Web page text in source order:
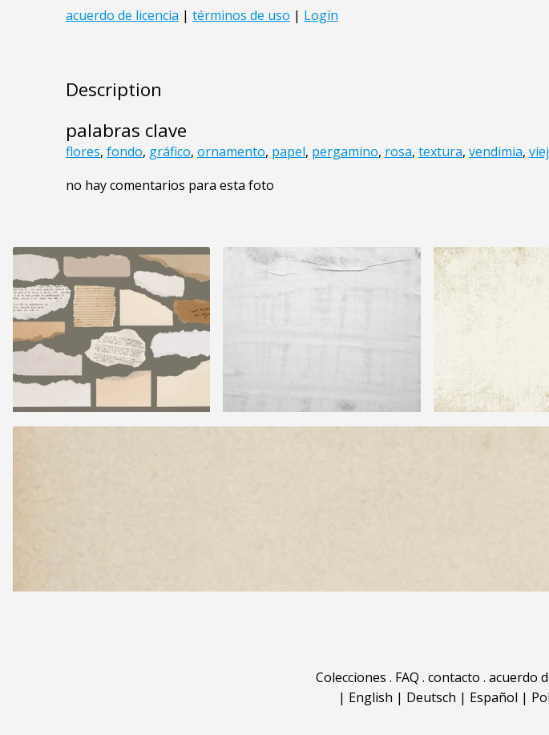
Description
palabras clave
flores, fondo, gráfico, ornamento, papel, pergamino, rosa, textura, vendimia,
no hay comentarios para esta foto
Colecciones . FAQ . contacto . acuerdo
| English | Deutsch | Español |